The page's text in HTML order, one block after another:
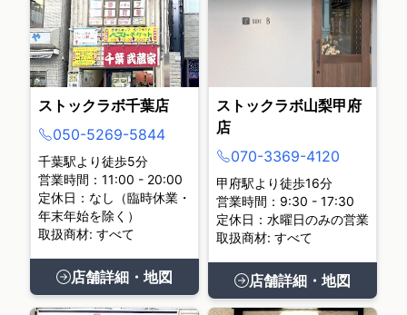
ストックラボ千葉店
050-5269-5844
千葉駅より徒歩5分
営業時間：11:00 - 20:00
定休日：なし（臨時休業・
年末年始を除く）
取扱商材: すべて
店舗詳細・地図
ストックラボ山梨甲府
店
070-3369-4120
甲府駅より徒歩16分
営業時間：9:30 - 17:30
定休日：水曜日のみの営業
取扱商材: すべて
店舗詳細・地図